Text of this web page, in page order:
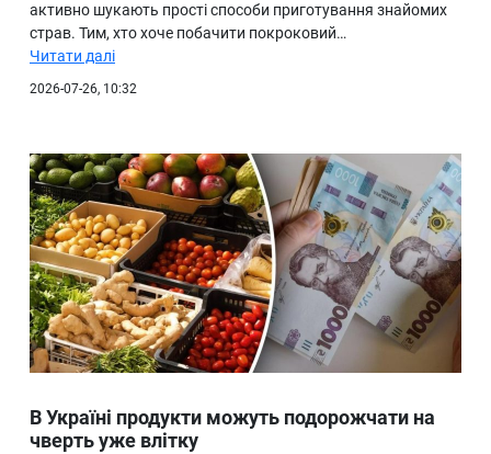
активно шукають прості способи приготування знайомих
страв. Тим, хто хоче побачити покроковий…
Читати далі
2026-07-26, 10:32
В Україні продукти можуть подорожчати на
чверть уже влітку